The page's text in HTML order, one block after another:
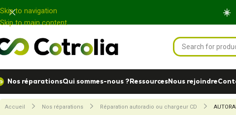
Panneau de gestion des cookies
Skip to navigation
Skip to main content
☀️
Nos réparationsQui sommes-nous ?RessourcesNous rejoindre
Accueil Nos réparations Réparation autoradio ou chargeur CD